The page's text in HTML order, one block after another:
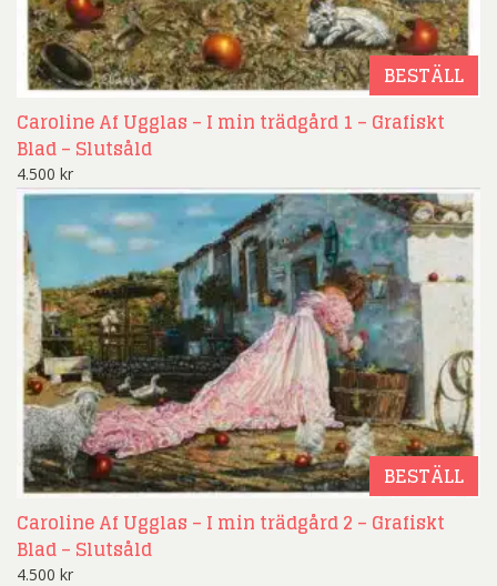
BESTÄLL
Caroline Af Ugglas – I min trädgård 1 – Grafiskt
Blad – Slutsåld
4.500 kr
BESTÄLL
Caroline Af Ugglas – I min trädgård 2 – Grafiskt
Blad – Slutsåld
4.500 kr